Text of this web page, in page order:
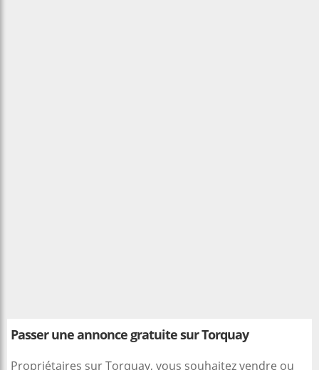
Passer une annonce gratuite sur Torquay
Propriétaires sur Torquay, vous souhaitez vendre ou